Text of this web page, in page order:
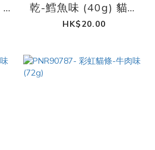
乾-鱈魚味 (40g) 貓小
食
HK$20.00